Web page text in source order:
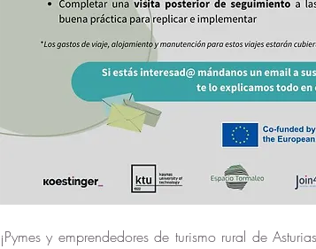
¡Pymes y emprendedores de turismo rural de